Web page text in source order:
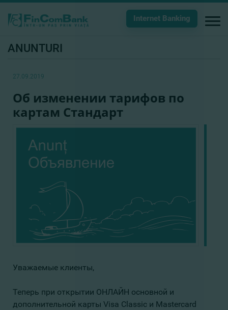
Internet Banking
ANUNTURI
27.09.2019
Об изменении тарифов по
картам Стандарт
Уважаемые клиенты,
Теперь при открытии ОНЛАЙН основной и
дополнительной карты Visa Classic и Mastercard